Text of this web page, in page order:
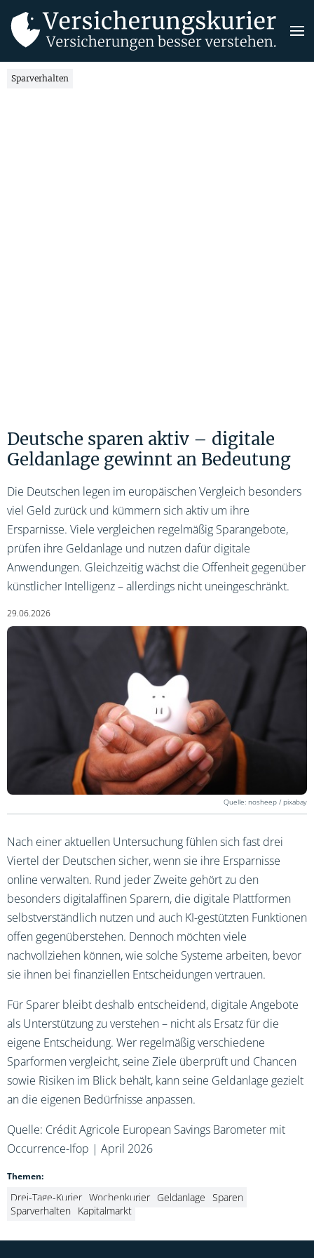
Sparverhalten
Deutsche sparen aktiv – digitale
Geldanlage gewinnt an Bedeutung
Die Deutschen legen im europäischen Vergleich besonders
viel Geld zurück und kümmern sich aktiv um ihre
Ersparnisse. Viele vergleichen regelmäßig Sparangebote,
prüfen ihre Geldanlage und nutzen dafür digitale
Anwendungen. Gleichzeitig wächst die Offenheit gegenüber
künstlicher Intelligenz – allerdings nicht uneingeschränkt.
29.06.2026
nosheep / pixabay
Nach einer aktuellen Untersuchung fühlen sich fast drei
Viertel der Deutschen sicher, wenn sie ihre Ersparnisse
online verwalten. Rund jeder Zweite gehört zu den
besonders digitalaffinen Sparern, die digitale Plattformen
selbstverständlich nutzen und auch KI-gestützten Funktionen
offen gegenüberstehen. Dennoch möchten viele
nachvollziehen können, wie solche Systeme arbeiten, bevor
sie ihnen bei finanziellen Entscheidungen vertrauen.
Für Sparer bleibt deshalb entscheidend, digitale Angebote
als Unterstützung zu verstehen – nicht als Ersatz für die
eigene Entscheidung. Wer regelmäßig verschiedene
Sparformen vergleicht, seine Ziele überprüft und Chancen
sowie Risiken im Blick behält, kann seine Geldanlage gezielt
an die eigenen Bedürfnisse anpassen.
Quelle: Crédit Agricole European Savings Barometer mit
Occurrence-Ifop | April 2026
Themen:
Drei-Tage-Kurier Wochenkurier Geldanlage Sparen
Sparverhalten
Kapitalmarkt